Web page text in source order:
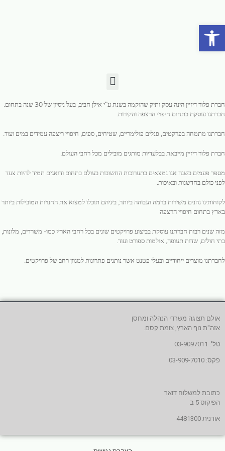
פתח סרגל נגישות
חברת פלור דיזיין הינה עסק ותיק שהוקמה בשנת ע"י אילן חביב, בעל ניסיון של 30 שנה בתחום.
חברתנו עוסקת בתחום חיפויי הרצפה והקירות.
חברתנו מתמחה בפרקטים, פנלים פולימריים, שטיחים, ספים, חיפויי ריצפה עמידים במים ועוד.
חברת פלור דיזיין מייבאת בבלעדיות מותגים מובילים מכל רחבי העולם.
מספר פעמים בשנה אנו נמצאים בתערוכות החשובות בעולם בתחום ודואגים תמיד להיות צעד
לפני כולם בחדשנות ובאיכות.
לקוחותינו נהנים משירות ברמה הגבוהה ביותר, ביניהם תוכלו למצוא את החנויות המובילות ביותר
בארץ בתחום חיפויי הרצפה
מזה שנים רבות חברתנו עוסקת בביצוע פרויקטים שונים בכל רחבי הארץ כמו- משרדים, מלונות,
בתי חולים, שדות תעופה, אולמות ספורט ועוד.
לחברתנו מוצרים ייחודיים ובעלי פטנט אשר נותנים פתרונות למגוון רחב של פרויקטים.
אולם תצוגה משרדי הנהלה ומחסן
אזה"ת נוף הארץ, צומת קסם.
טל': 03-9097011
פקס: 03-909-7010
כתובת למשלוח דואר
הפיקוס 5 ב
אורנית 4481300